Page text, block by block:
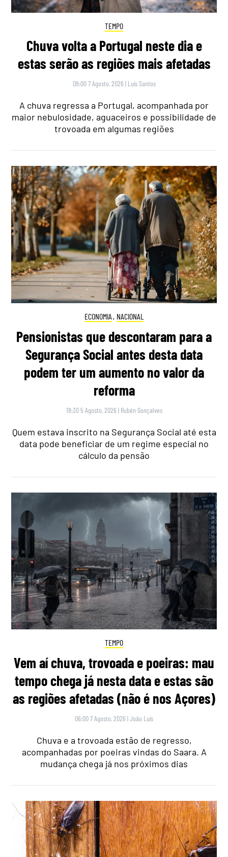
TEMPO
Chuva volta a Portugal neste dia e
estas serão as regiões mais afetadas
09:00 7 Agosto, 2026 | Luís Santos
A chuva regressa a Portugal, acompanhada por
maior nebulosidade, aguaceiros e possibilidade de
trovoada em algumas regiões
ECONOMIA , NACIONAL
Pensionistas que descontaram para a
Segurança Social antes desta data
podem ter um aumento no valor da
reforma
18:30 5 Agosto, 2026 | Rubén Gonçalves
Quem estava inscrito na Segurança Social até esta
data pode beneficiar de um regime especial no
cálculo da pensão
TEMPO
Vem aí chuva, trovoada e poeiras: mau
tempo chega já nesta data e estas são
as regiões afetadas (não é nos Açores)
06:00 7 Agosto, 2026 |João Luís
Chuva e a trovoada estão de regresso,
acompanhadas por poeiras vindas do Saara. A
mudança chega já nos próximos dias